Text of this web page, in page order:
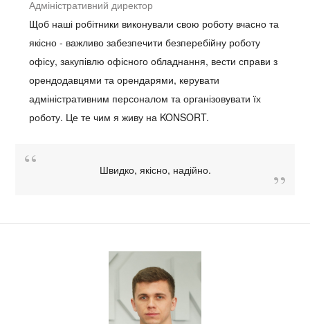
Адміністративний директор
Щоб наші робітники виконували свою роботу вчасно та
якісно - важливо забезпечити безперебійну роботу
офісу, закупівлю офісного обладнання, вести справи з
орендодавцями та орендарями, керувати
адміністративним персоналом та організовувати їх
роботу. Це те чим я живу на KONSORT.
Швидко, якісно, надійно.